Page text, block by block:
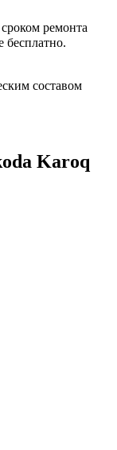
ремонта
бесплатно.
составом
Karoq